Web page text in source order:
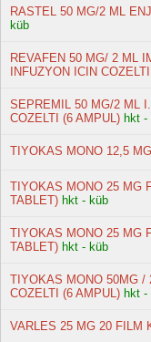
RASTEL 50 MG/2 ML
küb
REVAFEN 50 MG/ 2 ML
INFUZYON ICIN
SEPREMIL 50 MG/2 ML
COZELTI (6 AMPUL) hkt -
TIYOKAS MONO 12,5
TIYOKAS MONO 25 MG
TABLET) hkt - küb
TIYOKAS MONO 25 MG
TABLET) hkt - küb
TIYOKAS MONO 50MG
COZELTI (6 AMPUL) hkt -
VARLES 25 MG 20 FILM